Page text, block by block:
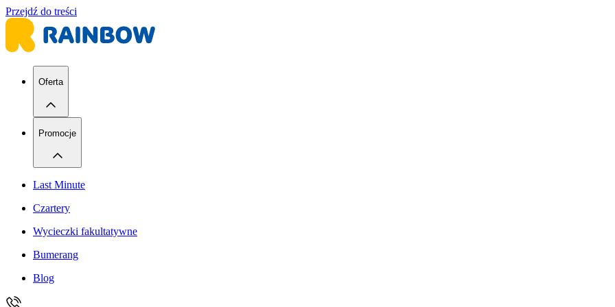
Przejdź do treści
Oferta
Promocje
Last Minute
Czartery
Wycieczki fakultatywne
Bumerang
Blog